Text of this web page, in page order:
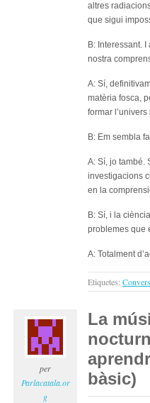
altres
que sigui
B: Interessant.
nostra
A: Sí,
matèria fosca,
formar
B: Em sembla
A: Sí, jo també.
investigacions
en la
B: Sí, i la
problemes que
A: Totalment
Etiquetes:
per
Parlacatala.or
g
La
bàsic)